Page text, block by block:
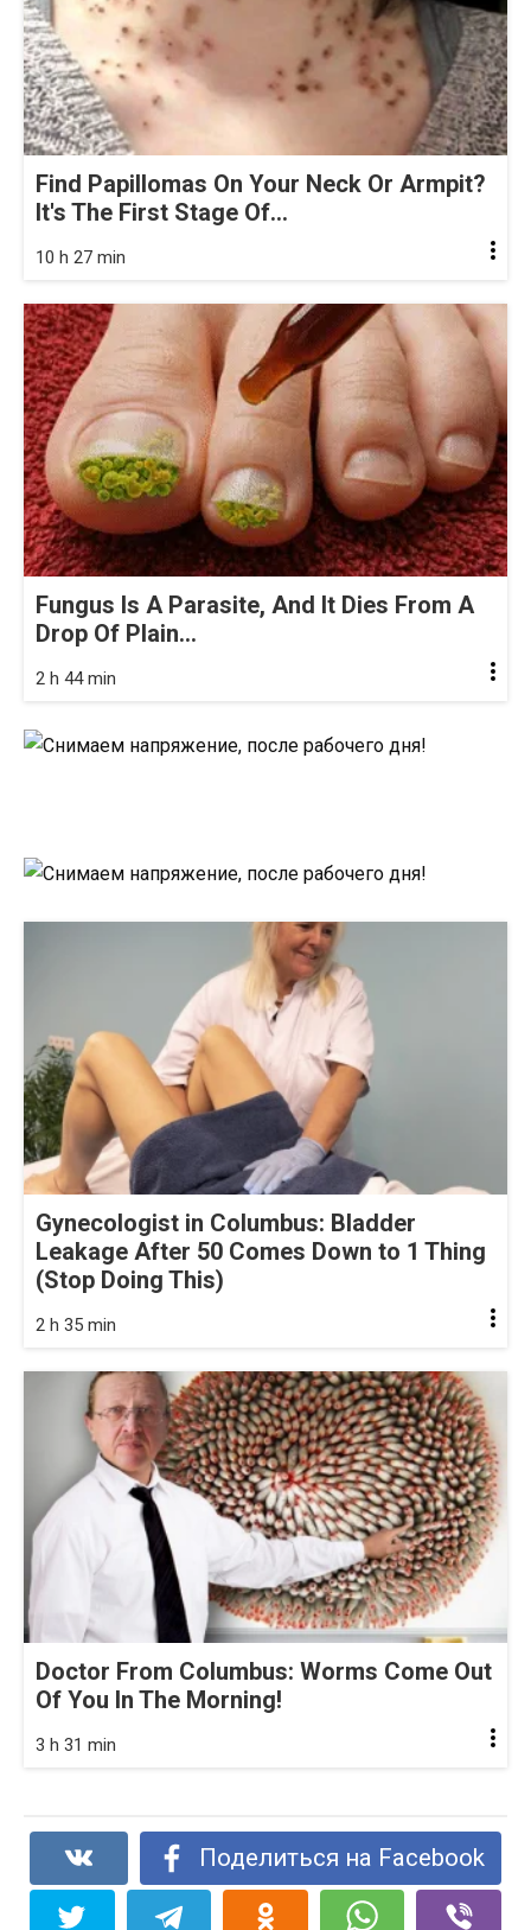
Find Papillomas On Your Neck Or Armpit?
It's The First Stage Of...
10 h 27 min
Fungus Is A Parasite, And It Dies From A
Drop Of Plain...
2 h 44 min
Gynecologist in Columbus: Bladder
Leakage After 50 Comes Down to 1 Thing
(Stop Doing This)
2 h 35 min
Doctor From Columbus: Worms Come Out
Of You In The Morning!
3 h 31 min
Поделиться на Facebook